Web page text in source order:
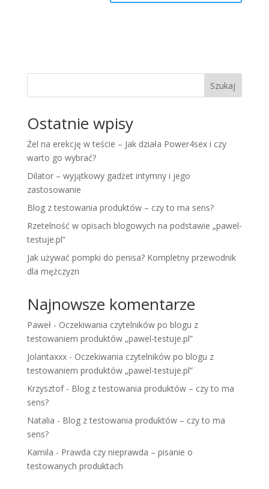
Szukaj
Ostatnie wpisy
Żel na erekcję w teście – Jak działa Power4sex i czy
warto go wybrać?
Dilator – wyjątkowy gadżet intymny i jego
zastosowanie
Blog z testowania produktów – czy to ma sens?
Rzetelność w opisach blogowych na podstawie „pawel-
testuje.pl”
Jak używać pompki do penisa? Kompletny przewodnik
dla mężczyzn
Najnowsze komentarze
Paweł- Oczekiwania czytelników po blogu z
testowaniem produktów „pawel-testuje.pl”
Jolantaxxx- Oczekiwania czytelników po blogu z
testowaniem produktów „pawel-testuje.pl”
Krzysztof- Blog z testowania produktów – czy to ma
sens?
Natalia - Blog z testowania produktów – czy to ma
sens?
Kamila - Prawda czy nieprawda – pisanie o
testowanych produktach